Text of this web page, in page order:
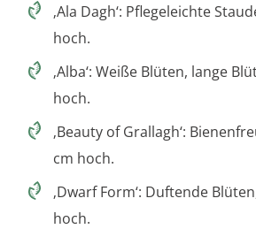
‚Ala Dagh‘: Pflegeleichte
hoch.
‚Alba‘: Weiße Blüten, lange
hoch.
‚Beauty of Grallagh‘:
cm hoch.
‚Dwarf Form‘: Duftende
hoch.